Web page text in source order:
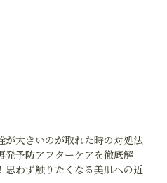
が大きいのが取れた時の対処法
発予防アフターケアを徹底解
思わず触りたくなる美肌への近